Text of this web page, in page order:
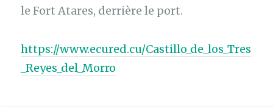
le Fort Atares, derrière le port.
https://www.ecured.cu/Castillo_de_los_Tres
_Reyes_del_Morro